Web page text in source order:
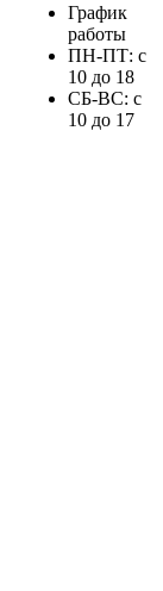
График
работы
ПH-ПТ: с
10 до 18
СБ-ВС: с
10 до 17